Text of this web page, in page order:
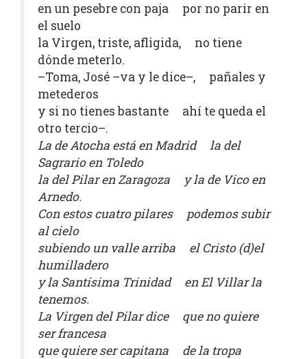
en un pesebre con paja por no parir en
el suelo
la Virgen, triste, afligida, no tiene
dónde meterlo.
–Toma, José –va y le dice–, pañales y
metederos
y si no tienes bastante ahí te queda el
otro tercio–.
La de Atocha está en Madrid la del
Sagrario en Toledo
la del Pilar en Zaragoza y la de Vico en
Arnedo.
Con estos cuatro pilares podemos subir
al cielo
subiendo un valle arriba el Cristo (d)el
humilladero
y la Santísima Trinidad en El Villar la
tenemos.
La Virgen del Pilar dice que no quiere
ser francesa
que quiere ser capitana de la tropa